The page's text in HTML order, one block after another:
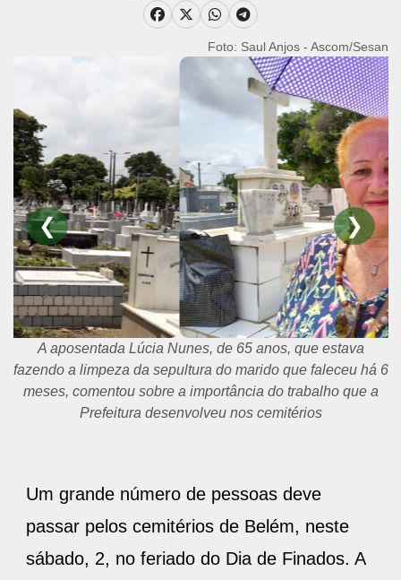
Foto: Saul Anjos - Ascom/Sesan
❮ ❯
A aposentada Lúcia Nunes, de 65 anos, que estava
fazendo a limpeza da sepultura do marido que faleceu há 6
meses, comentou sobre a importância do trabalho que a
Prefeitura desenvolveu nos cemitérios
Um grande número de pessoas deve
passar pelos cemitérios de Belém, neste
sábado, 2, no feriado do Dia de Finados. A